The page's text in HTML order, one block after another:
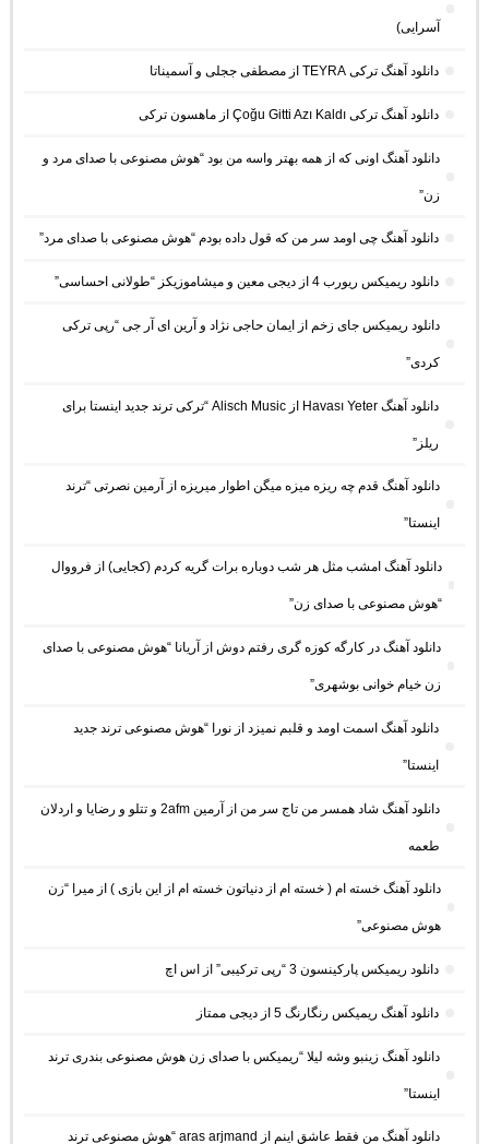
آسرایی)
دانلود آهنگ ترکی TEYRA از مصطفی ججلی و آسمیناتا
دانلود آهنگ ترکی Çoğu Gitti Azı Kaldı از ماهسون ترکی
دانلود آهنگ اونی که از همه بهتر واسه من بود “هوش مصنوعی با صدای مرد و
زن”
دانلود آهنگ چی اومد سر من که قول داده بودم “هوش مصنوعی با صدای مرد”
دانلود ریمیکس ریورب 4 از دیجی معین و میشاموزیکز “طولانی احساسی”
دانلود ریمیکس جای زخم از ایمان حاجی نژاد و آرین ای آر جی “رپی ترکی
کردی”
دانلود آهنگ Havası Yeter از Alisch Music “ترکی ترند جدید اینستا برای
ریلز”
دانلود آهنگ ﻗﺪم ﭼﻪ رﻳﺰه ﻣﻴﺰه ﻣﻴﮕﻦ اﻃﻮار ﻣﻴﺮﻳﺰه از آرمین نصرتی “ترند
اینستا”
دانلود آهنگ امشب مثل هر شب دوباره برات گریه کردم (کجایی) از فرووال
“هوش مصنوعی با صدای زن”
دانلود آهنگ در کارگه کوزه گری رفتم دوش از آریانا “هوش مصنوعی با صدای
زن خیام خوانی بوشهری”
دانلود آهنگ اسمت اومد و قلبم نمیزد از نورا “هوش مصنوعی ترند جدید
اینستا”
دانلود آهنگ شاد همسر من تاج سر من از آرمین 2afm و تتلو و رضایا و اردلان
طعمه
دانلود آهنگ خسته ام ( خسته ام از دنیاتون خسته ام از این بازی ) از میرا “زن
هوش مصنوعی”
دانلود ریمیکس پارکینسون 3 “رپی ترکیبی” از اس اچ
دانلود آهنگ ریمیکس رنگارنگ 5 از دیجی ممتاز
دانلود آهنگ زینبو وشه لیلا “ریمیکس با صدای زن هوش مصنوعی بندری ترند
اینستا”
دانلود آهنگ من فقط عاشق اینم از aras arjmand “هوش مصنوعی ترند